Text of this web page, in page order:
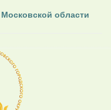
области